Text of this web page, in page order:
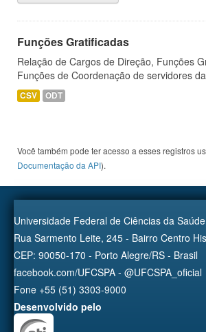
Funções Gratificadas
Relação de Cargos de Direção, Funções
Funções de Coordenação de servidores
CSV ODT
Você também pode ter acesso a esses registros
Documentação da API).
Universidade Federal de Ciências da
Rua Sarmento Leite, 245 - Bairro Centro
CEP: 90050-170 - Porto Alegre/RS - Brasil
facebook.com/UFCSPA - @UFCSPA_oficial
Fone +55 (51) 3303-9000
Desenvolvido pelo